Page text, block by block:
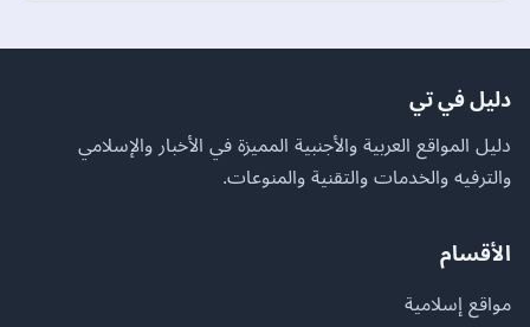
دليل في تي
دليل المواقع العربية والأجنبية المميزة في الأخبار والإسلامي
والترفيه والخدمات والتقنية والمنوعات.
الأقسام
مواقع إسلامية